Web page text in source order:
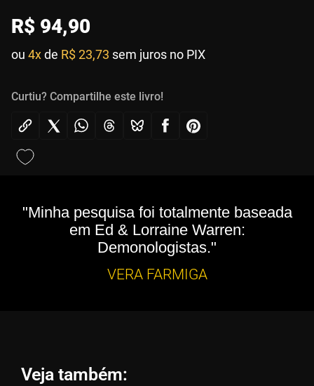
R$ 94,90
ou 4xde R$ 23,73 sem juros no PIX
Curtiu? Compartilhe este livro!
"Minha pesquisa foi totalmente baseada
em Ed & Lorraine Warren:
Demonologistas."
VERA FARMIGA
Veja também: